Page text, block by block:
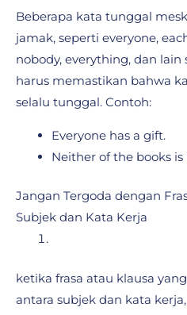
Beberapa kata tunggal
jamak, seperti everyone,
nobody, everything, dan lain
harus memastikan bahwa
selalu tunggal. Contoh:
Everyone has a gift.
Neither of the books
Jangan Tergoda dengan
Subjek dan Kata Kerja
ketika frasa atau klausa
antara subjek dan kata